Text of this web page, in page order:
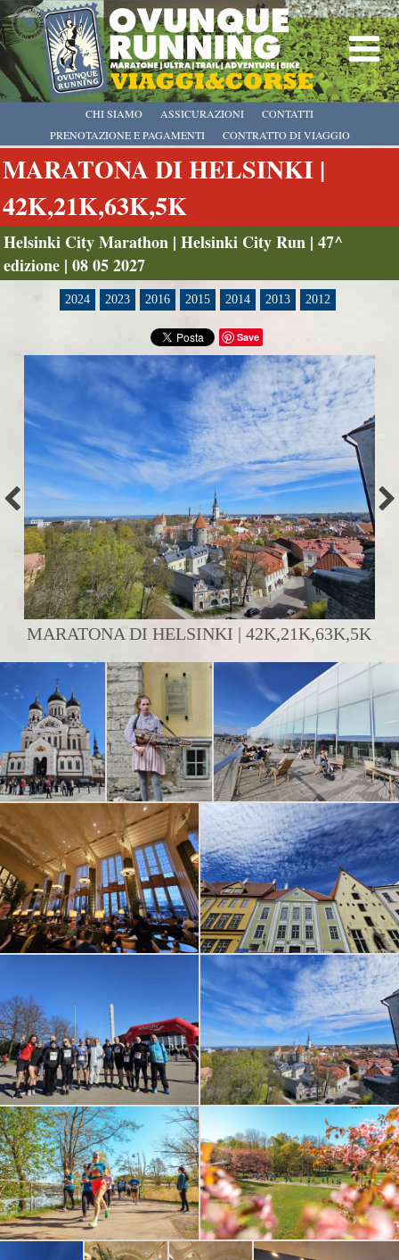
CHI SIAMO
PRENOTAZIONE E PAGAMENTI
CONTRATTO DI VIAGGIO
ASSICURAZIONI CONTATTI
MARATONA DI HELSINKI |
42K,21K,63K,5K
Helsinki City Marathon | Helsinki City Run | 47^
edizione | 08 05 2027
2024 2023 2016 2015 2014 2013 2012
Save
MARATONA DI HELSINKI | 42K,21K,63K,5K